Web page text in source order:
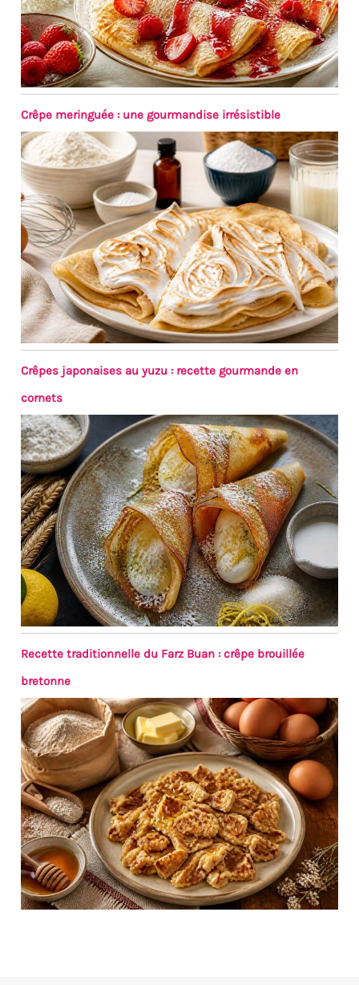
Crêpe meringuée : une gourmandise irrésistible
Crêpes japonaises au yuzu : recette gourmande en
cornets
Recette traditionnelle du Farz Buan : crêpe brouillée
bretonne